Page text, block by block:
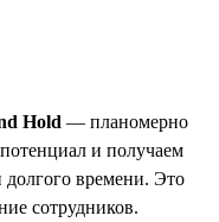
Hold — планомерно
и получаем
долгого времени. Это
сотрудников.